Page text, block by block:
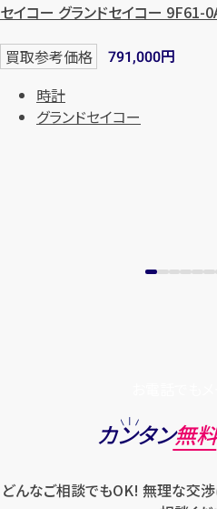
最短1 分！今すぐ査
まずは
メール
セイコー グランドセイコー 9F61-
買取参考価格 791,000円
時計
グランドセイコー
カンタン無
どんなご相談でもOK! 無理な交